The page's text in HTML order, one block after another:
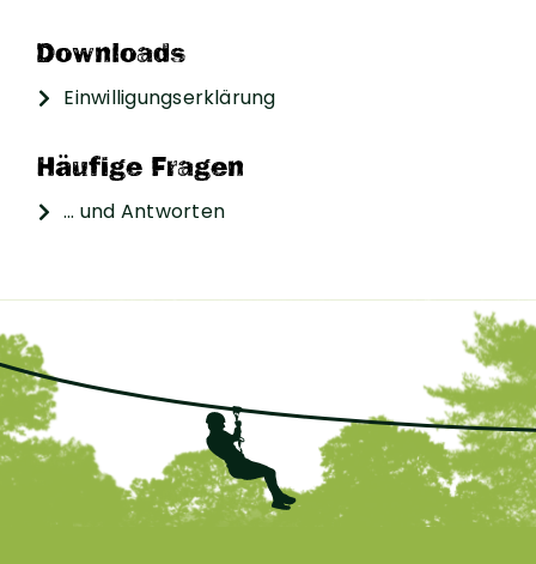
Downloads
Einwilligungserklärung
Häufige Fragen
… und Antworten